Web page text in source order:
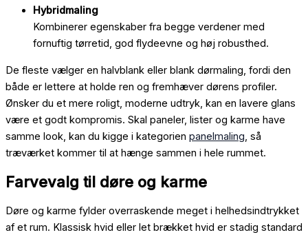
Hybridmaling
Kombinerer egenskaber fra begge verdener med
fornuftig tørretid, god flydeevne og høj robusthed.
De fleste vælger en halvblank eller blank dørmaling, fordi den
både er lettere at holde ren og fremhæver dørens profiler.
Ønsker du et mere roligt, moderne udtryk, kan en lavere glans
være et godt kompromis. Skal paneler, lister og karme have
samme look, kan du kigge i kategorien panelmaling, så
træværket kommer til at hænge sammen i hele rummet.
Farvevalg til døre og karme
Døre og karme fylder overraskende meget i helhedsindtrykket
af et rum. Klassisk hvid eller let brækket hvid er stadig standard